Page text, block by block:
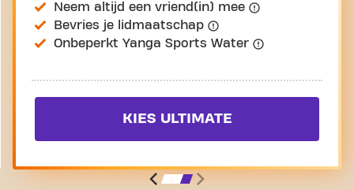
Neem altijd een vriend(in) mee
Bevries je lidmaatschap
Onbeperkt Yanga Sports Water
KIES ULTIMATE